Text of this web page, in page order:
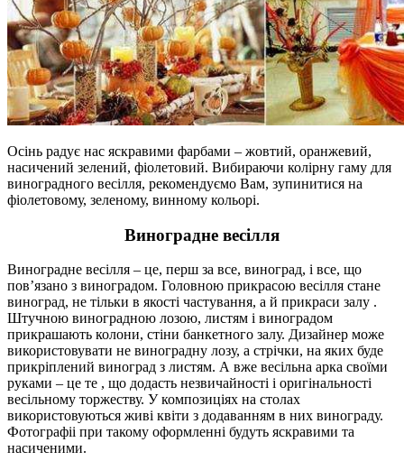
Осінь радує нас яскравими фарбами – жовтий, оранжевий,
насичений зелений, фіолетовий. Вибираючи колірну гаму для
виноградного весілля, рекомендуємо Вам, зупинитися на
фіолетовому, зеленому, винному кольорі.
Виноградне весілля
Виноградне весілля – це, перш за все, виноград, і все, що
пов’язано з виноградом. Головною прикрасою весілля стане
виноград, не тільки в якості частування, а й прикраси залу .
Штучною виноградною лозою, листям і виноградом
прикрашають колони, стіни банкетного залу. Дизайнер може
використовувати не виноградну лозу, а стрічки, на яких буде
прикріплений виноград з листям. А вже весільна арка своїми
руками – це те , що додасть незвичайності і оригінальності
весільному торжеству. У композиціях на столах
використовуються живі квіти з додаванням в них винограду.
Фотографіі при такому оформленні будуть яскравими та
насиченими.